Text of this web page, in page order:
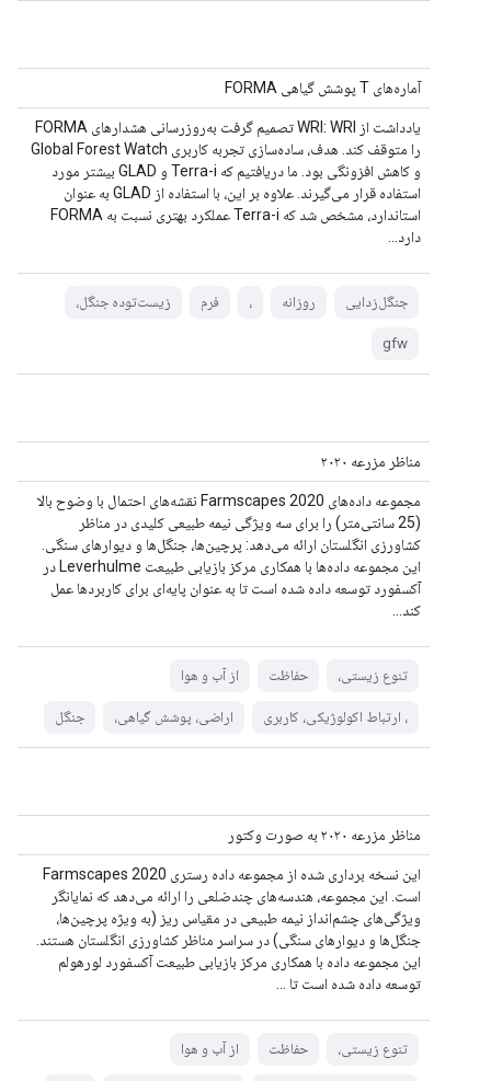
آماره‌های T پوشش گیاهی FORMA
یادداشت از WRI: WRI تصمیم گرفت به‌روزرسانی هشدارهای FORMA
را متوقف کند. هدف، ساده‌سازی تجربه کاربری Global Forest Watch
و کاهش افزونگی بود. ما دریافتیم که Terra-i و GLAD بیشتر مورد
استفاده قرار می‌گیرند. علاوه بر این، با استفاده از GLAD به عنوان
استاندارد، مشخص شد که Terra-i عملکرد بهتری نسبت به FORMA
دارد...
جنگل‌زدایی روزانه ، فرم زیست‌توده جنگل،
gfw
مناظر مزرعه ۲۰۲۰
مجموعه داده‌های Farmscapes 2020 نقشه‌های احتمال با وضوح بالا
(25 سانتی‌متر) را برای سه ویژگی نیمه طبیعی کلیدی در مناظر
کشاورزی انگلستان ارائه می‌دهد: پرچین‌ها، جنگل‌ها و دیوارهای سنگی.
این مجموعه داده‌ها با همکاری مرکز بازیابی طبیعت Leverhulme در
آکسفورد توسعه داده شده است تا به عنوان پایه‌ای برای کاربردها عمل
کند...
تنوع زیستی، حفاظت از آب و هوا
، ارتباط اکولوژیکی، کاربری اراضی، پوشش گیاهی، جنگل
مناظر مزرعه ۲۰۲۰ به صورت وکتور
این نسخه برداری شده از مجموعه داده رستری Farmscapes 2020
است. این مجموعه، هندسه‌های چندضلعی را ارائه می‌دهد که نمایانگر
ویژگی‌های چشم‌انداز نیمه طبیعی در مقیاس ریز (به ویژه پرچین‌ها،
جنگل‌ها و دیوارهای سنگی) در سراسر مناظر کشاورزی انگلستان هستند.
این مجموعه داده با همکاری مرکز بازیابی طبیعت آکسفورد لورهولم
توسعه داده شده است تا ...
تنوع زیستی، حفاظت از آب و هوا